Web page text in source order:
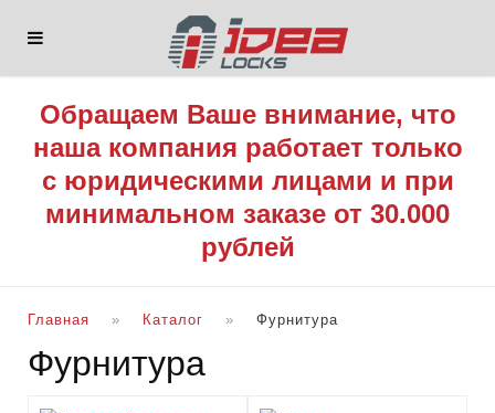
Обращаем Ваше внимание, что
наша компания работает только
с юридическими лицами и при
минимальном заказе от 30.000
рублей
Главная Каталог Фурнитура
Фурнитура